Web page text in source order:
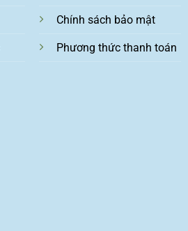
Chính sách bảo mật
Phương thức thanh toán